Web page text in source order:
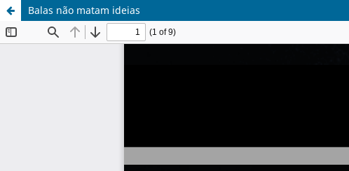
Balas não matam ideias